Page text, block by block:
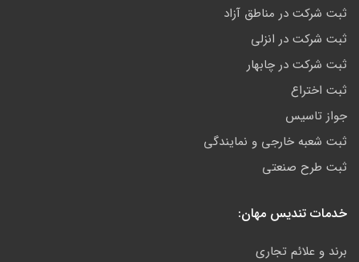
ثبت شرکت در مناطق آزاد
ثبت شرکت در انزلی
ثبت شرکت در چابهار
ثبت اختراع
جواز تاسیس
ثبت شعبه خارجی و نمایندگی
ثبت طرح صنعتی
خدمات تندیس مهان:
برند و علائم تجاری